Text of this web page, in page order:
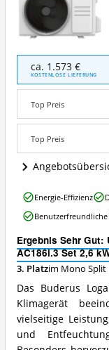
Buderus
Logacool
AC186i.3
kW
Mono-
Split
Klimagerät
Angebote:
ist
diese
Mono
Split
Klimaanlage
erhältlich?
ca. 1.573 €
KOSTENLOSE LIEFERUNG
Top Preis
Top Preis
Ergebnis Sehr Gut:
AC186i.3 Set 2,6
3. Platzim Mono Split
Das Buderus
Klimagerät
vielseitige
und
Buderus
Logacool
AC186i.3
2,6
kW
Mono-
Split
Klimagerät
Vorteile:
Was
spricht
für
Energie-Effizienz